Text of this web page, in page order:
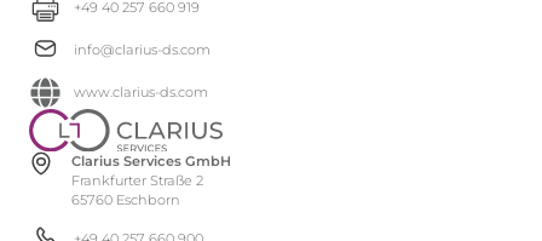
+49 40 257 660 919
info@clarius-ds.com
www.clarius-ds.com
Clarius Services GmbH
Frankfurter Straße 2
65760 Eschborn